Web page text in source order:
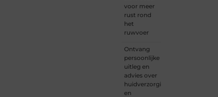
voor meer
rust rond
het
ruwvoer
Ontvang
persoonlijke
uitleg en
advies over
huidverzorging
en